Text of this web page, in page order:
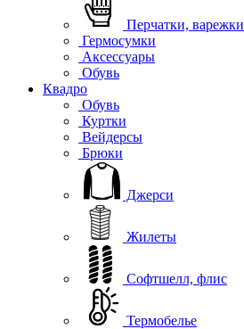
Перчатки, варежки
Гермосумки
Аксессуары
Обувь
Квадро
Обувь
Куртки
Вейдерсы
Брюки
Джерси
Жилеты
Софтшелл, флис
Термобелье